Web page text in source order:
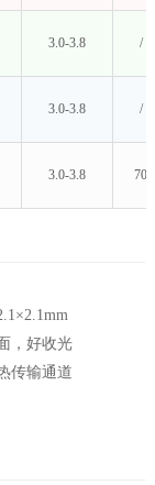
3.0-3.8 /
3.0-3.8 /
3.0-3.8 70
，好收光
传输通道